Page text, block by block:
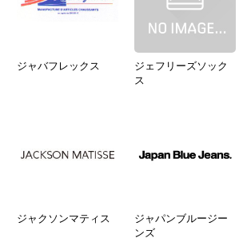
ジャバフレックス
ジェフリーズソック
ス
ジャクソンマティス
ジャパンブルージー
ンズ